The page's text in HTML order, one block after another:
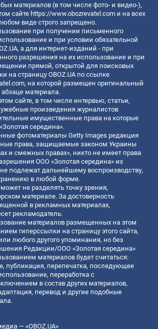
материалов (в том числе фото- и видео-),
сайте https://www.obozrevatel.com и на всех
виде строго запрещено.
при получении письменного
и при условии обязательной
а для интернет-изданий - при
разрешения на их использование и при
прямой, открытой для поисковых
на страницу OBOZ.UA по ссылке
, на которой размещен оригинальный
материала.
сайте, в том числе интервью, статьи,
произведения журналистов
имущественные права на которые
середина».
фотоматериалы Getty Images редакция
права, защищаемые законом Украины
и смежных правах», никто не имеет права
ООО «Золотая середина» их
подлежат дальнейшему воспроизводству,
в любой форме.
не разделять точку зрения,
материале. За достоверность
в рекламных материалах,
рекламодатель.
материалов размещенных на этом
гиперссылки на страницу этого сайта,
любого другого упоминания, но без
Редакции/ООО «Золотая середина»
материалов будет считаться:
публикация, перепечатка, последующее
переработка с
в состав других материалов,
перевод и другие подобные
— «OBOZ.UA»